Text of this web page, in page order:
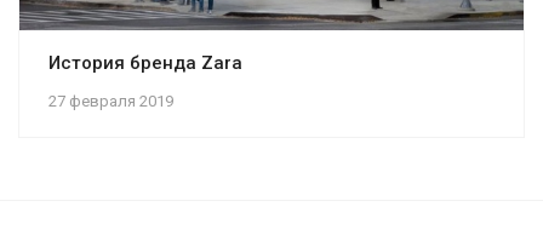
27 февраля 2019
История бренда Zara